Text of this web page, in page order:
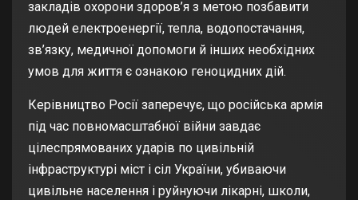
закладів охорони здоров’я з метою позбавити
людей електроенергії, тепла, водопостачання,
зв’язку, медичної допомоги й інших необхідних
умов для життя є ознакою геноцидних дій.
Керівництво Росії заперечує, що російська армія
під час повномасштабної війни завдає
цілеспрямованих ударів по цивільній
інфраструктурі міст і сіл України, убиваючи
цивільне населення і руйнуючи лікарні, школи,